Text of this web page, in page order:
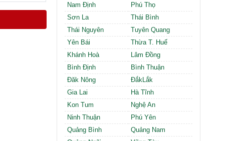
Cần thuê MBKD tại Phường Bạch Mai
Cần thuê MBKD tại Phường Vĩnh Tuy
Nam Định
Phú Thọ
Sơn La
Thái Bình
Thái Nguyên
Tuyên Quang
Yên Bái
Thừa T. Huế
Khánh Hoà
Lâm Đồng
Bình Định
Bình Thuận
Đăk Nông
ĐắkLắk
Gia Lai
Hà Tĩnh
Kon Tum
Nghệ An
Ninh Thuận
Phú Yên
Quảng Bình
Quảng Nam